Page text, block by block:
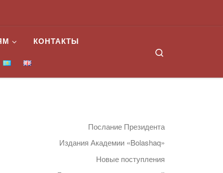
КОНТАКТЫ
Послание Президента
Издания Академии «Bolashaq»
Новые поступления